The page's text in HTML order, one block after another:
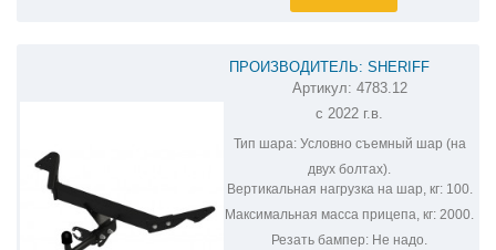
ПРОИЗВОДИТЕЛЬ: SHERIFF
ФАРКОП НА HAVAL DARGO 4783.12
Артикул: 4783.12
с 2022 г.в.
Тип шара:Условно съемный шар (на
двух болтах).
Вертикальная нагрузка на шар, кг:100.
Максимальная масса прицепа, кг: 2000.
Резать бампер: Не надо.